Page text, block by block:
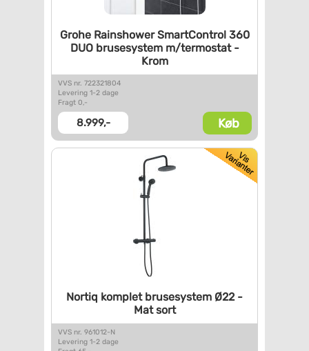
Grohe Rainshower SmartControl360
DUO brusesystemm/termostat -
Krom
VVS nr. 722321804
Levering 1-2 dage
Fragt 0,-
8.999,- Køb
Nortiq komplet brusesystem Ø22-
Mat sort
VVS nr. 961012-N
Levering 1-2 dage